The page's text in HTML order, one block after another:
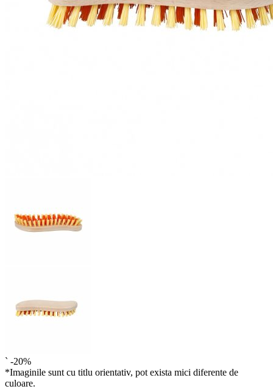
` -20%
*Imaginile sunt cu titlu orientativ, pot exista mici diferente de
culoare.